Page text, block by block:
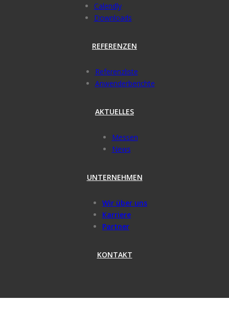
Calendly
Downloads
REFERENZEN
Referenzliste
Anwenderberichte
AKTUELLES
Messen
News
UNTERNEHMEN
Wir über uns
Karriere
Partner
KONTAKT